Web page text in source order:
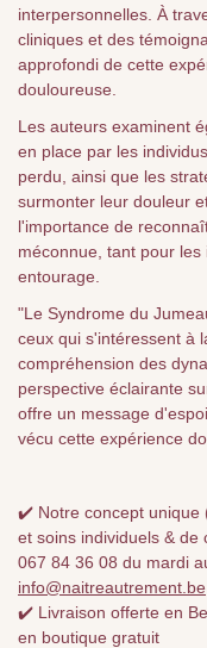
interpersonnelles. À
cliniques et des
approfondi de cette
douloureuse.
Les auteurs examinent
en place par les
perdu, ainsi que les
surmonter leur douleur
l'importance de
méconnue, tant pour
entourage.
"Le Syndrome du
ceux qui s'intéressent à
compréhension des
perspective éclairante
offre un message
vécu cette expérience
✔️ Notre concept unique
et soins individuels & de
067 84 36 08 du mardi
info@naitreautrement.be
✔️ Livraison offerte en
en boutique gratuit